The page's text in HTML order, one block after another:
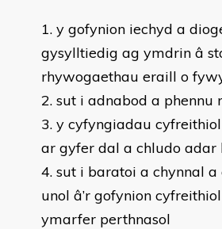
y gofynion iechyd a
gysylltiedig ag ymdrin â
rhywogaethau eraill o
sut i adnabod a phennu
y cyfyngiadau
ar gyfer dal a chludo adar
sut i baratoi a chynnal
unol â’r gofynion
ymarfer perthnasol